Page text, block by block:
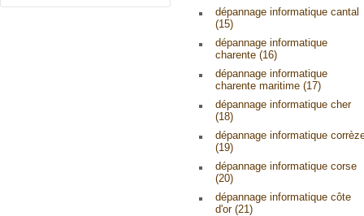
dépannage informatique cantal
(15)
dépannage informatique
charente (16)
dépannage informatique
charente maritime (17)
dépannage informatique cher
(18)
dépannage informatique
(19)
dépannage informatique corse
(20)
dépannage informatique côte
d'or (21)